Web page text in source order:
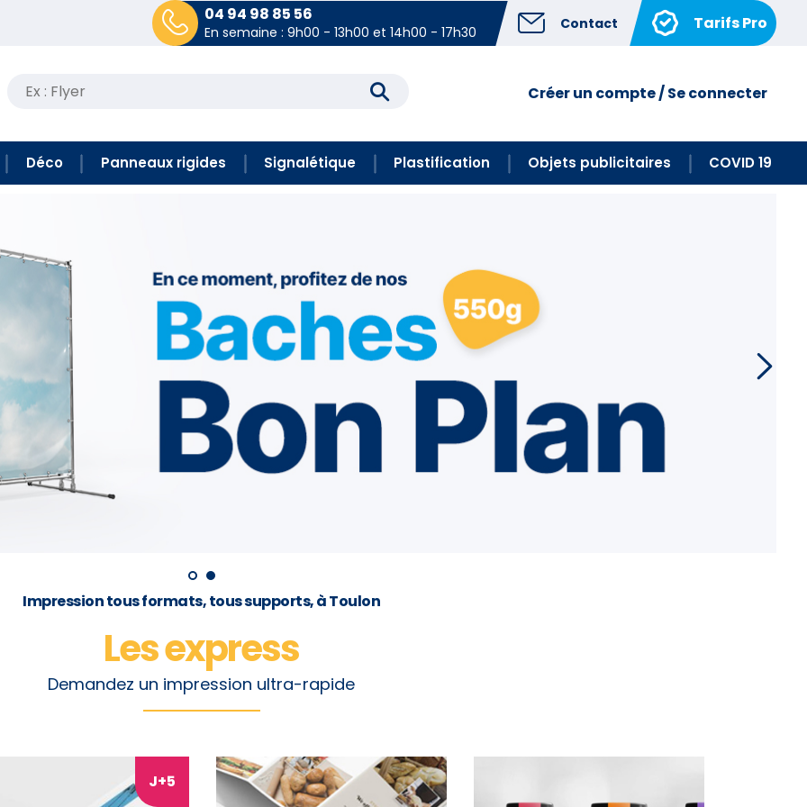
04 94 98 85 56
En semaine : 9h00 - 13h00 et 14h00 - 17h30 Contact Tarifs Pro
Recherche
Créer un compte / Se connecter
Déco Panneaux rigides Signalétique Plastification Objets publicitaires COVID 19
Impression tous formats, tous supports, à Toulon
Les express
Demandez un impression ultra-rapide
J+5